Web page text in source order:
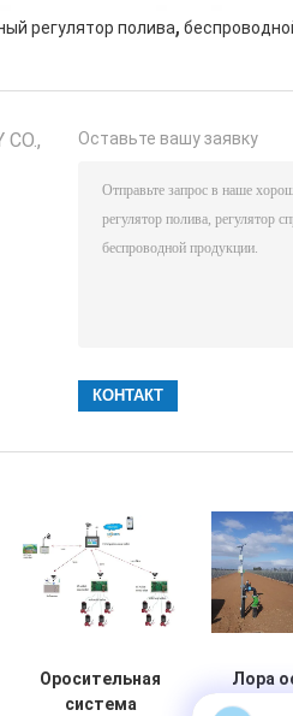
регулятор полива,
Оставьте вашу заявку
Оросительная
система
Лора